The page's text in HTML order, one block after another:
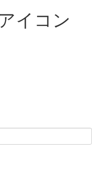
イコン